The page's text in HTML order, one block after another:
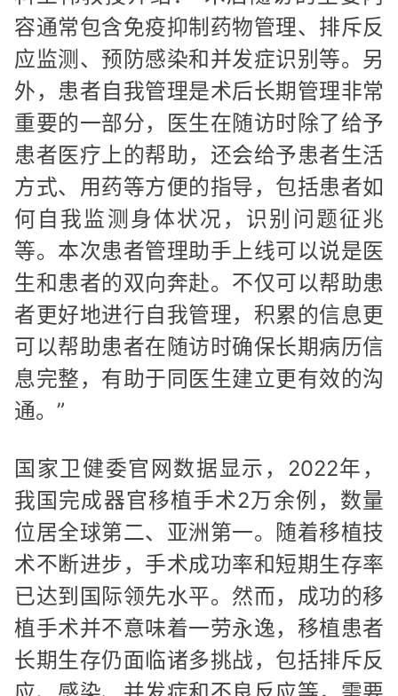
容通常包含免疫抑制药物管理、排斥反
应监测、预防感染和并发症识别等。另
外，患者自我管理是术后长期管理非常
重要的一部分，医生在随访时除了给予
患者医疗上的帮助，还会给予患者生活
方式、用药等方便的指导，包括患者如
何自我监测身体状况，识别问题征兆
等。本次患者管理助手上线可以说是医
生和患者的双向奔赴。不仅可以帮助患
者更好地进行自我管理，积累的信息更
可以帮助患者在随访时确保长期病历信
息完整，有助于同医生建立更有效的沟
通。”
国家卫健委官网数据显示，2022年，
我国完成器官移植手术2万余例，数量
位居全球第二、亚洲第一。随着移植技
术不断进步，手术成功率和短期生存率
已达到国际领先水平。然而，成功的移
植手术并不意味着一劳永逸，移植患者
长期生存仍面临诸多挑战，包括排斥反